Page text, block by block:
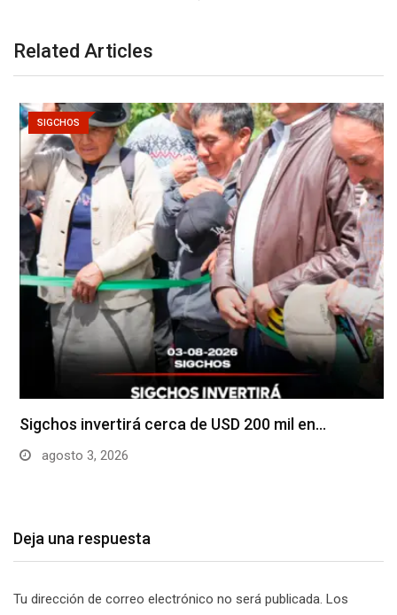
Related Articles
SIGCHOS
Sigchos invertirá cerca de USD 200 mil en…
agosto 3, 2026
Deja una respuesta
Tu dirección de correo electrónico no será publicada. Los